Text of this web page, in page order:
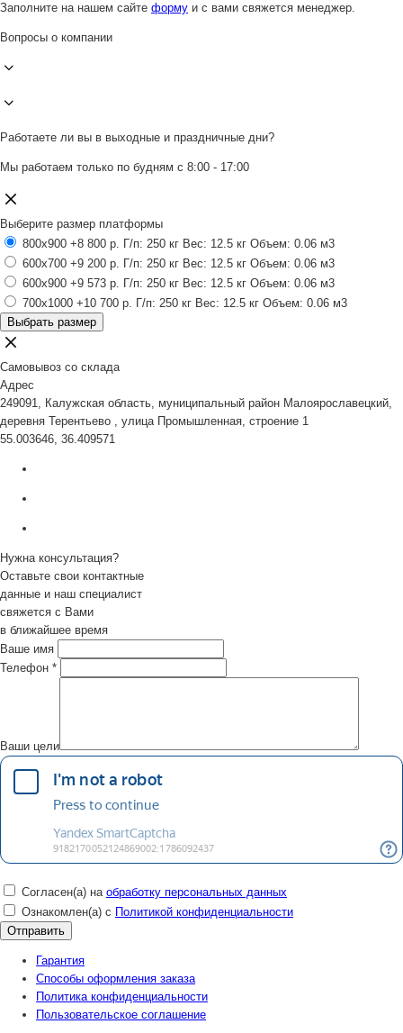
Заполните на нашем сайте форму и с вами свяжется менеджер.
Вопросы о компании
Работаете ли вы в выходные и праздничные дни?
Мы работаем только по будням с 8:00 - 17:00
Выберите размер платформы
800x900 +8 800 р. Г/п: 250 кг Вес: 12.5 кг Объем: 0.06 м3
600x700 +9 200 р. Г/п: 250 кг Вес: 12.5 кг Объем: 0.06 м3
600x900 +9 573 р. Г/п: 250 кг Вес: 12.5 кг Объем: 0.06 м3
700x1000 +10 700 р. Г/п: 250 кг Вес: 12.5 кг Объем: 0.06 м3
Выбрать размер
Самовывоз со склада
Адрес
249091, Калужская область, муниципальный район Малоярославецкий,
деревня Терентьево , улица Промышленная, строение 1
55.003646, 36.409571
Нужна консультация?
Оставьте свои контактные
данные и наш специалист
свяжется с Вами
в ближайшее время
Ваше имя
Телефон *
Ваши цели
Согласен(а) на обработку персональных данных
Ознакомлен(а) с Политикой конфиденциальности
Гарантия
Способы оформления заказа
Политика конфиденциальности
Пользовательское соглашение